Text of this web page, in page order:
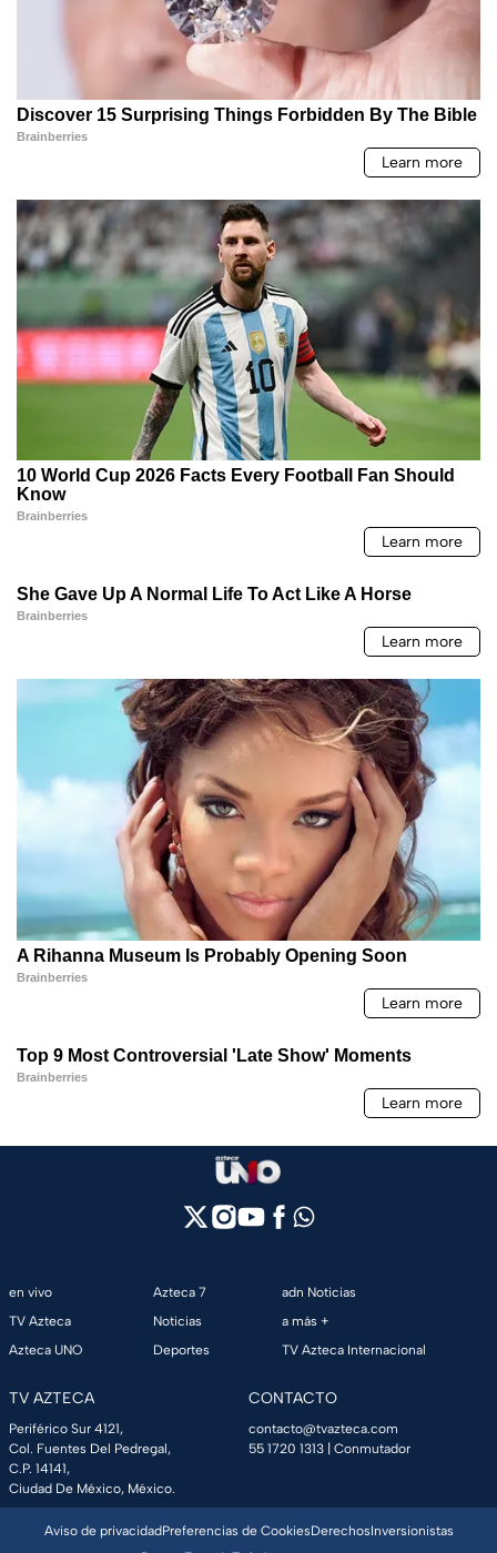
en vivo
TV Azteca
Azteca UNO
Azteca 7
Noticias
Deportes
adn Noticias
a más +
TV Azteca Internacional
TV AZTECA
Periférico Sur 4121,
Col. Fuentes Del Pedregal,
C.P. 14141,
Ciudad De México, México.
CONTACTO
contacto@tvazteca.com
55 1720 1313 | Conmutador
Aviso de privacidadPreferencias de CookiesDerechosInversionistas